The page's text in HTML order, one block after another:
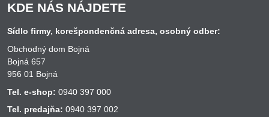
KDE NÁS NÁJDETE
Sídlo firmy, korešpondenčná adresa, osobný odber:
Obchodný dom Bojná
Bojná 657
956 01 Bojná
Tel. e-shop: 0940 397 000
Tel. predajňa: 0940 397 002